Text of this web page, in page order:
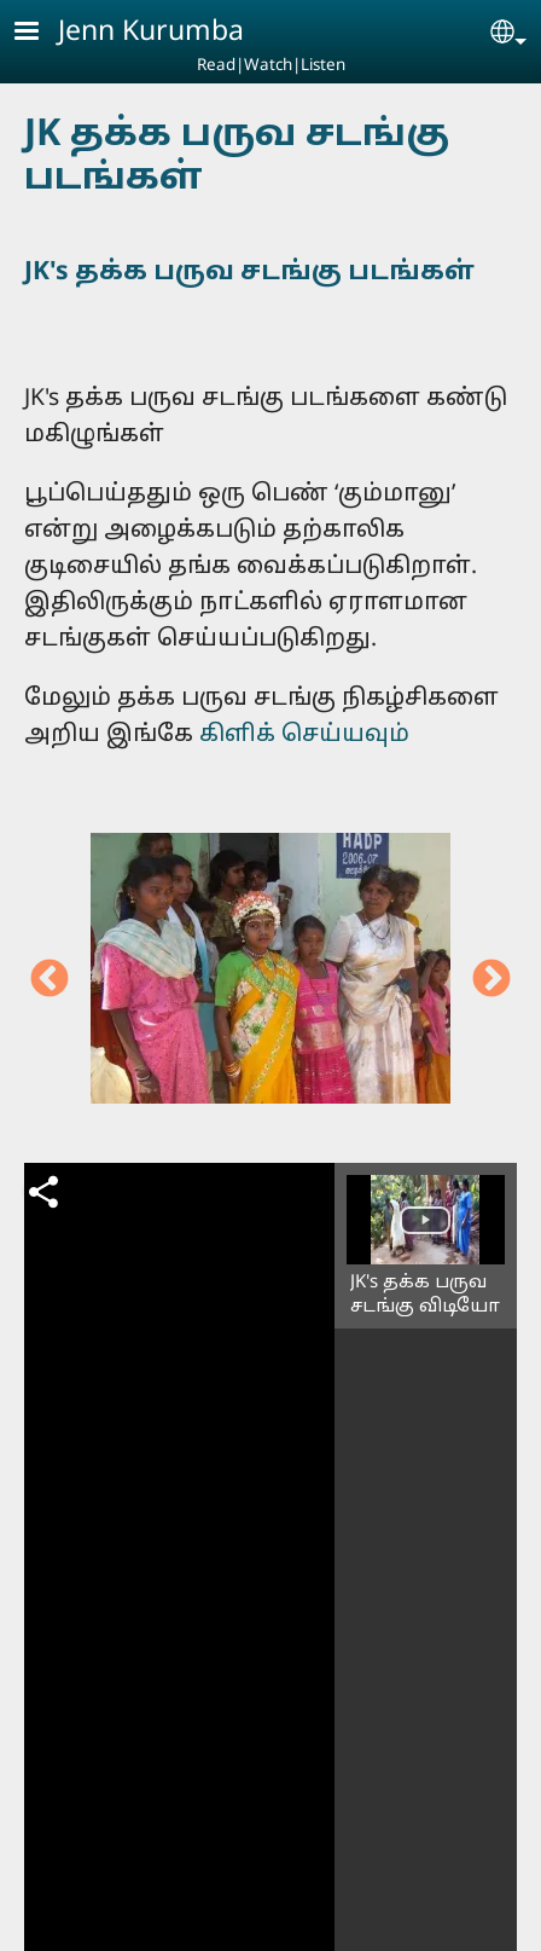
Skip to main content
Jenn Kurumba
Read|Watch|Listen
JK தக்க பருவ சடங்கு
படங்கள்
JK's தக்க பருவ சடங்கு படங்கள்
JK's தக்க பருவ சடங்கு படங்களை கண்டு
மகிழுங்கள்
பூப்பெய்ததும் ஒரு பெண் ‘கும்மானு’
என்று அழைக்கபடும் தற்காலிக
குடிசையில் தங்க வைக்கப்படுகிறாள்.
இதிலிருக்கும் நாட்களில் ஏராளமான
சடங்குகள் செய்யப்படுகிறது.
மேலும் தக்க பருவ சடங்கு நிகழ்சிகளை
அறிய இங்கே கிளிக் செய்யவும்
JK's தக்க பருவ
சடங்கு விடியோ